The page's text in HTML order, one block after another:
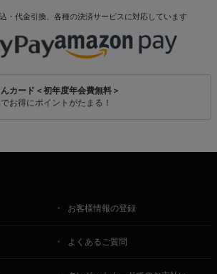
・代金引換、各種の決済サービスに対応しています
カード＜初年度年会費無料＞
お得にポイントがたまる！
お客様情報の登録
よくあるご質問